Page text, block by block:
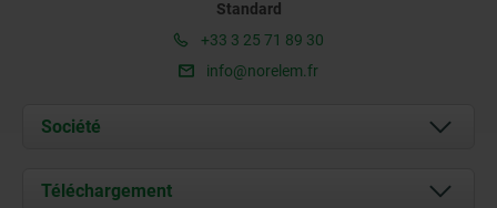
Standard
+33 3 25 71 89 30
info@norelem.fr
Société
À propos de nous
Téléchargement